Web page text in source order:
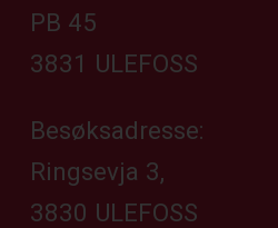
PB 45
3831 ULEFOSS
Besøksadresse:
Ringsevja 3,
3830 ULEFOSS